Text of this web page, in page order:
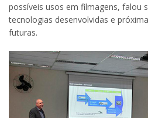
possíveis usos em filmagens, falou
tecnologias desenvolvidas e
futuras.